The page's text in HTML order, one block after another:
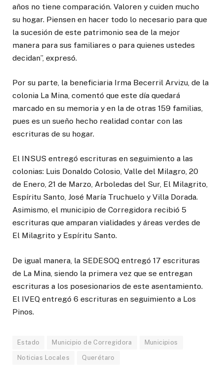
años no tiene comparación. Valoren y cuiden mucho
su hogar. Piensen en hacer todo lo necesario para que
la sucesión de este patrimonio sea de la mejor
manera para sus familiares o para quienes ustedes
decidan”, expresó.
Por su parte, la beneficiaria Irma Becerril Arvizu, de la
colonia La Mina, comentó que este día quedará
marcado en su memoria y en la de otras 159 familias,
pues es un sueño hecho realidad contar con las
escrituras de su hogar.
El INSUS entregó escrituras en seguimiento a las
colonias: Luis Donaldo Colosio, Valle del Milagro, 20
de Enero, 21 de Marzo, Arboledas del Sur, El Milagrito,
Espíritu Santo, José María Truchuelo y Villa Dorada.
Asimismo, el municipio de Corregidora recibió 5
escrituras que amparan vialidades y áreas verdes de
El Milagrito y Espíritu Santo.
De igual manera, la SEDESOQ entregó 17 escrituras
de La Mina, siendo la primera vez que se entregan
escrituras a los posesionarios de este asentamiento.
El IVEQ entregó 6 escrituras en seguimiento a Los
Pinos.
Estado Municipio de Corregidora Municipios
Noticias Locales Querétaro